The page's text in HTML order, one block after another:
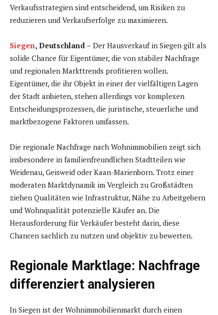
Verkaufsstrategien sind entscheidend, um Risiken zu
reduzieren und Verkaufserfolge zu maximieren.
Siegen, Deutschland – Der Hausverkauf in Siegen gilt als
solide Chance für Eigentümer, die von stabiler Nachfrage
und regionalen Markttrends profitieren wollen.
Eigentümer, die ihr Objekt in einer der vielfältigen Lagen
der Stadt anbieten, stehen allerdings vor komplexen
Entscheidungsprozessen, die juristische, steuerliche und
marktbezogene Faktoren umfassen.
Die regionale Nachfrage nach Wohnimmobilien zeigt sich
insbesondere in familienfreundlichen Stadtteilen wie
Weidenau, Geisweid oder Kaan-Marienborn. Trotz einer
moderaten Marktdynamik im Vergleich zu Großstädten
ziehen Qualitäten wie Infrastruktur, Nähe zu Arbeitgebern
und Wohnqualität potenzielle Käufer an. Die
Herausforderung für Verkäufer besteht darin, diese
Chancen sachlich zu nutzen und objektiv zu bewerten.
Regionale Marktlage: Nachfrage
differenziert analysieren
In Siegen ist der Wohnimmobilienmarkt durch einen